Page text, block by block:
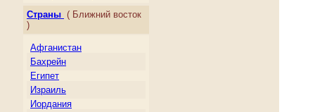
Центральная Америка
Южная Америка
Страны ( Ближний восток
)
Афганистан
Бахрейн
Египет
Израиль
Иордания